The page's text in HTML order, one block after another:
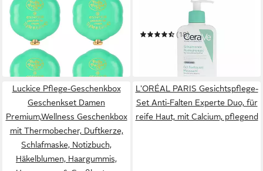
Lippenmaske Polly Pocket
peptide lip mask
10,99 €
(228,96 €/ 1 kg)
in 1-2 Werktagen bei dir
Foaming Cleanser w/Pump
(18)
in 4-5 Werktagen bei dir
Luckice Pflege-Geschenkbox
Geschenkset Damen
Premium,Wellness Geschenkbox
mit Thermobecher, Duftkerze,
Schlafmaske, Notizbuch,
Häkelblumen, Haargummis,
L'ORÉAL PARIS Gesichtspflege-
Set Anti-Falten Experte Duo, für
reife Haut, mit Calcium, pflegend